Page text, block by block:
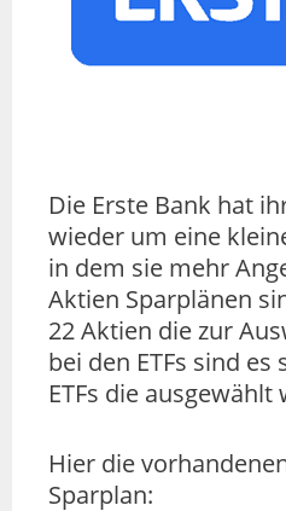
Die Erste Bank hat
wieder um eine
in dem sie mehr
Aktien Sparplänen
22 Aktien die zur
bei den ETFs sind es
ETFs die
Hier die
Sparplan: